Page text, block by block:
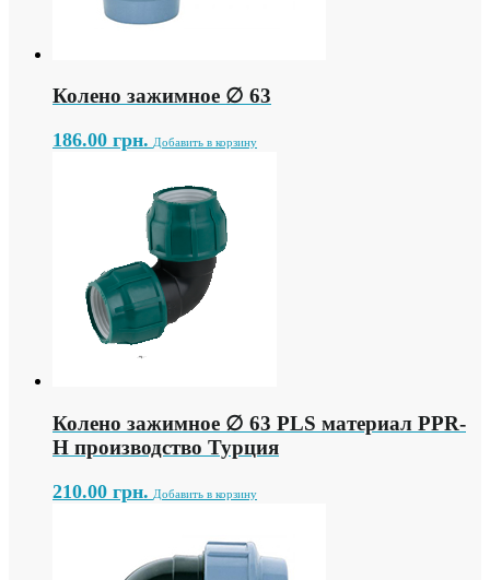
Колено зажимное ∅ 63
186.00 грн. Добавить в корзину
Колено зажимное ∅ 63 PLS материал PPR-
H производство Турция
210.00 грн. Добавить в корзину